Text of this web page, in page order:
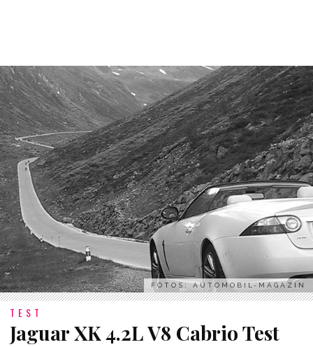
FOTOS: AUTOMOBIL-MAGAZIN
TEST
Jaguar XK 4.2L V8 Cabrio Test